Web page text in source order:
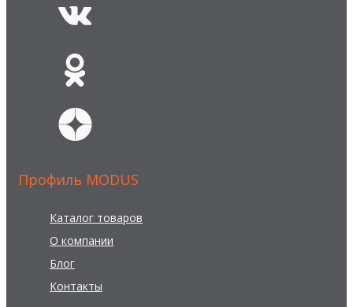
Профиль MODUS
Каталог товаров
О компании
Блог
Контакты